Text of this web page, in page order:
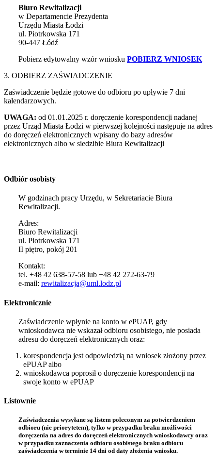
Biuro Rewitalizacji
w Departamencie Prezydenta
Urzędu Miasta Łodzi
ul. Piotrkowska 171
90-447 Łódź
Pobierz edytowalny wzór wniosku POBIERZ WNIOSEK
3. ODBIERZ ZAŚWIADCZENIE
Zaświadczenie będzie gotowe do odbioru po upływie 7 dni
kalendarzowych.
UWAGA: od 01.01.2025 r. doręczenie korespondencji nadanej
przez Urząd Miasta Łodzi w pierwszej kolejności następuje na adres
do doręczeń elektronicznych wpisany do bazy adresów
elektronicznych albo w siedzibie Biura Rewitalizacji
Odbiór osobisty
W godzinach pracy Urzędu, w Sekretariacie Biura
Rewitalizacji.
Adres:
Biuro Rewitalizacji
ul. Piotrkowska 171
II piętro, pokój 201
Kontakt:
tel. +48 42 638-57-58 lub +48 42 272-63-79
e-mail: rewitalizacja@uml.lodz.pl
Elektronicznie
Zaświadczenie wpłynie na konto w ePUAP, gdy
wnioskodawca nie wskazał odbioru osobistego, nie posiada
adresu do doręczeń elektronicznych oraz:
korespondencja jest odpowiedzią na wniosek złożony przez
ePUAP albo
wnioskodawca poprosił o doręczenie korespondencji na
swoje konto w ePUAP
Listownie
Zaświadczenia wysyłane są listem poleconym za potwierdzeniem
odbioru (nie priorytetem), tylko w przypadku braku możliwości
doręczenia na adres do doręczeń elektronicznych wnioskodawcy oraz
w przypadku zaznaczenia odbioru osobistego braku odbioru
zaświadczenia w terminie 14 dni od daty złożenia wniosku.